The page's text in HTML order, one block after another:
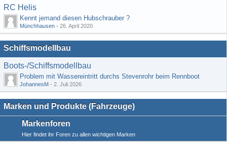
RC Helis
Kennt jemand diesen Hubschrauber ?
Münchhausen - 26. April 2020
Schiffsmodellbau
Boots-/Schiffsmodellbau
Problem mit Wassereintritt durchs Stevenrohr beim Rennboot
JohannesM - 2. Juli 2026
Marken und Produkte (Fahrzeuge)
Markenforen
Hier findet ihr Foren zu allen wichtigen Marken